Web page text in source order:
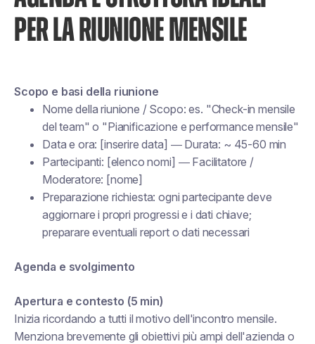
PER LA RIUNIONE MENSILE
Scopo e basi della riunione
Nome della riunione / Scopo: es. "Check-in mensile
del team" o "Pianificazione e performance mensile"
Data e ora: [inserire data] — Durata: ~ 45-60 min
Partecipanti: [elenco nomi] — Facilitatore /
Moderatore: [nome]
Preparazione richiesta: ogni partecipante deve
aggiornare i propri progressi e i dati chiave;
preparare eventuali report o dati necessari
Agenda e svolgimento
Apertura e contesto (5 min)
Inizia ricordando a tutti il motivo dell'incontro mensile.
Menziona brevemente gli obiettivi più ampi dell'azienda o